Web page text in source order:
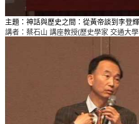
主題：神話與歷史之間：從黃帝談到李登輝
講者：蔡石山 講座教授(歷史學家 交通大